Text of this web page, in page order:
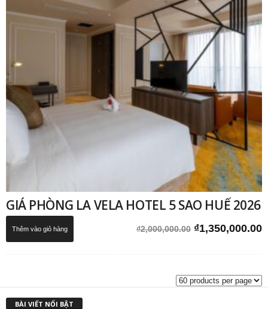
GIÁ PHÒNG LA VELA HOTEL 5 SAO HUẾ 2026
₫2,000,000.00 Giá
₫1,350,000.00
Thêm vào giỏ hàng
BÀI VIẾT NỔI BẬT